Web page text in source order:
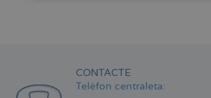
CONTACTE
Telèfon centraleta: